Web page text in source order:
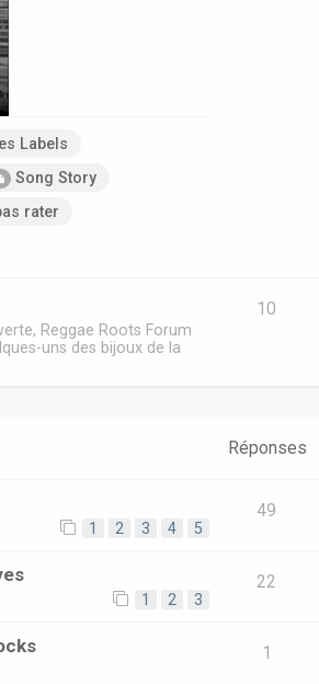
Labels
Song Story
rater
Reggae Roots Forum
uns des bijoux de la
10
Réponses
1 2 3 4 5
49
1 2 3
22
1